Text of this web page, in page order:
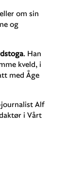
om sin
og
. Han
kveld, i
med Åge
Alf
i Vårt